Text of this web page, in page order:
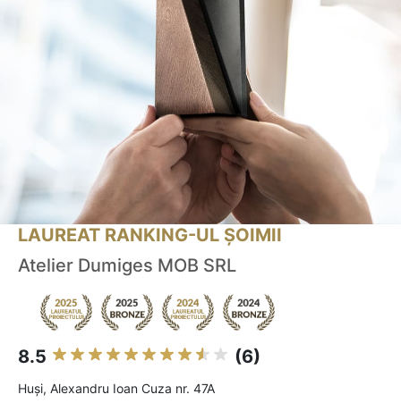
LAUREAT RANKING-UL ȘOIMII
Atelier Dumiges MOB SRL
8.5 (6)
Huşi, Alexandru Ioan Cuza nr. 47A